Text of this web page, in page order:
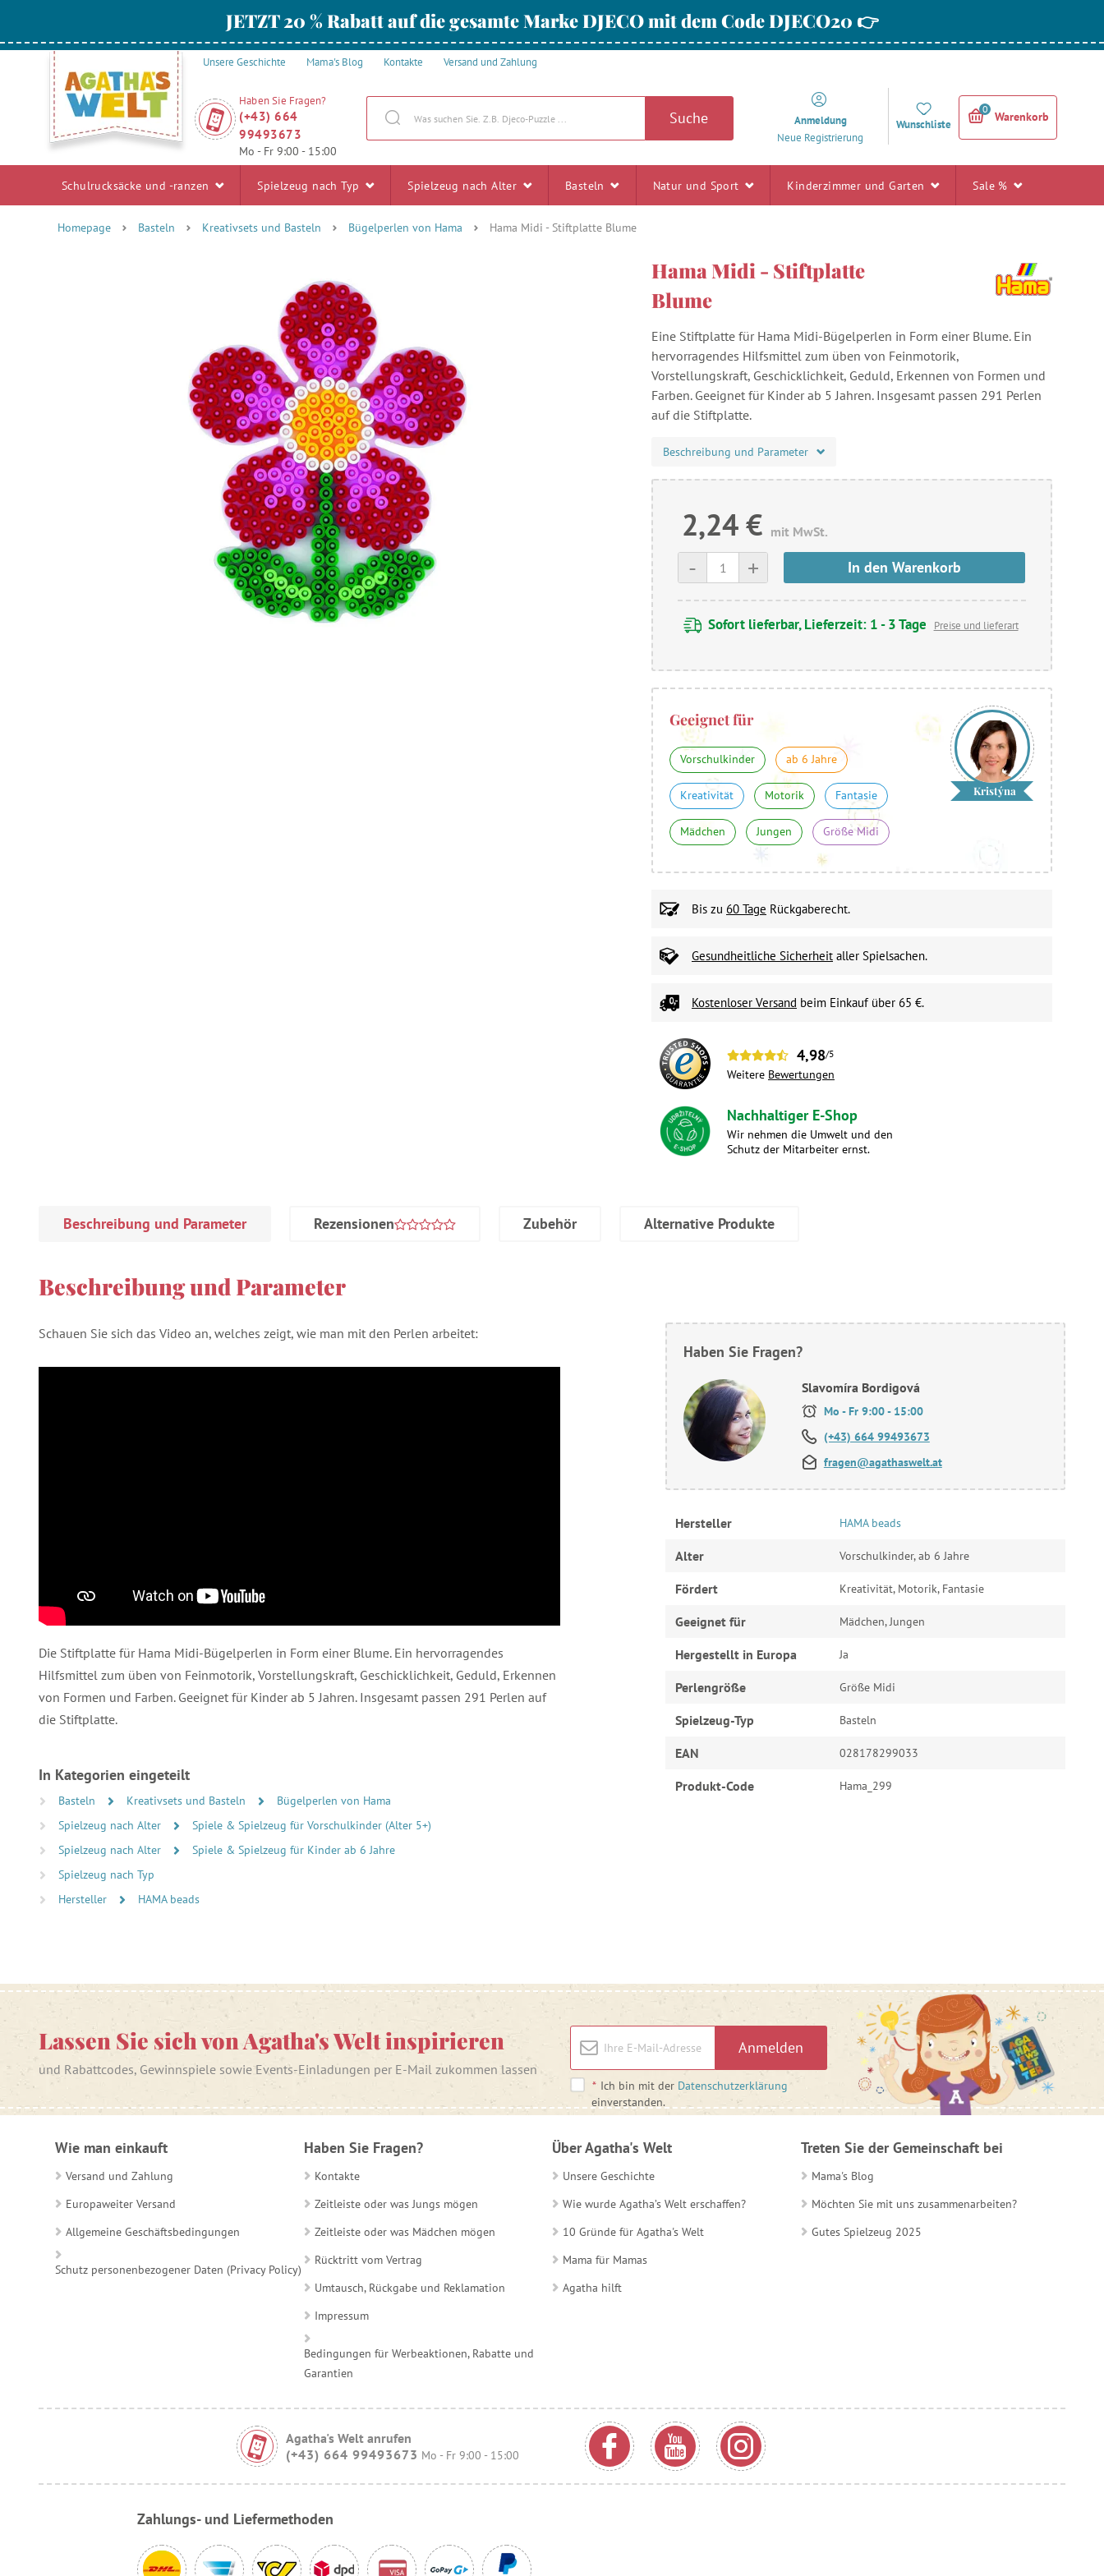
JETZT 20 % Rabatt auf die gesamte Marke DJECO mit dem Code DJECO20 👉
Unsere Geschichte Mama's Blog Kontakte Versand und Zahlung
Haben Sie Fragen?
(+43) 664
99493673
Mo - Fr 9:00 - 15:00
Suche
Anmeldung
Neue Registrierung
Wunschliste
0
Warenkorb
Schulrucksäcke und -ranzen Spielzeug nach Typ Spielzeug nach Alter Basteln Natur und Sport Kinderzimmer und Garten Sale %
Homepage Basteln Kreativsets und Basteln Bügelperlen von Hama Hama Midi - Stiftplatte Blume
Hama Midi - Stiftplatte
Blume
Eine Stiftplatte für Hama Midi-Bügelperlen in Form einer Blume. Ein
hervorragendes Hilfsmittel zum üben von Feinmotorik,
Vorstellungskraft, Geschicklichkeit, Geduld, Erkennen von Formen und
Farben. Geeignet für Kinder ab 5 Jahren. Insgesamt passen 291 Perlen
auf die Stiftplatte.
Beschreibung und Parameter
2,24 € mit MwSt.
+
- In den Warenkorb
Sofort lieferbar, Lieferzeit: 1 - 3 Tage Preise und lieferart
Geeignet für
Vorschulkinder ab 6 Jahre
Kreativität Motorik Fantasie
Mädchen Jungen Größe Midi
Kristýna
Bis zu 60 Tage Rückgaberecht.
Gesundheitliche Sicherheit aller Spielsachen.
Kostenloser Versand beim Einkauf über 65 €.
4,98/5
Weitere Bewertungen
Nachhaltiger E-Shop
Wir nehmen die Umwelt und den
Schutz der Mitarbeiter ernst.
Beschreibung und Parameter Rezensionen Zubehör Alternative Produkte
Beschreibung und Parameter
Schauen Sie sich das Video an, welches zeigt, wie man mit den Perlen arbeitet:
Die Stiftplatte für Hama Midi-Bügelperlen in Form einer Blume. Ein hervorragendes
Hilfsmittel zum üben von Feinmotorik, Vorstellungskraft, Geschicklichkeit, Geduld, Erkennen
von Formen und Farben. Geeignet für Kinder ab 5 Jahren. Insgesamt passen 291 Perlen auf
die Stiftplatte.
In Kategorien eingeteilt
Basteln Kreativsets und Basteln
Bügelperlen von Hama
Spielzeug nach Alter
Spiele & Spielzeug für Vorschulkinder (Alter 5+)
Spielzeug nach Alter
Spiele & Spielzeug für Kinder ab 6 Jahre
Spielzeug nach Typ
Hersteller
HAMA beads
Haben Sie Fragen?
Slavomíra Bordigová
Mo - Fr 9:00 - 15:00
(+43) 664 99493673
fragen@agathaswelt.at
Hersteller HAMA beads
Alter Vorschulkinder, ab 6 Jahre
Fördert Kreativität, Motorik, Fantasie
Geeignet für Mädchen, Jungen
Hergestellt in Europa Ja
Perlengröße Größe Midi
Spielzeug-Typ Basteln
EAN 028178299033
Produkt-Code Hama_299
Lassen Sie sich von Agatha's Welt inspirieren
und Rabattcodes, Gewinnspiele sowie Events-Einladungen per E-Mail zukommen lassen
Anmelden
* Ich bin mit der Datenschutzerklärung
einverstanden.
Wie man einkauft
Versand und Zahlung
Europaweiter Versand
Allgemeine Geschäftsbedingungen
Schutz personenbezogener Daten (Privacy Policy)
Haben Sie Fragen?
Kontakte
Zeitleiste oder was Jungs mögen
Zeitleiste oder was Mädchen mögen
Rücktritt vom Vertrag
Umtausch, Rückgabe und Reklamation
Impressum
Bedingungen für Werbeaktionen, Rabatte und
Garantien
Über Agatha's Welt
Unsere Geschichte
Wie wurde Agatha’s Welt erschaffen?
10 Gründe für Agatha's Welt
Mama für Mamas
Agatha hilft
Treten Sie der Gemeinschaft bei
Mama's Blog
Möchten Sie mit uns zusammenarbeiten?
Gutes Spielzeug 2025
Agatha's Welt anrufen
(+43) 664 99493673 Mo - Fr 9:00 - 15:00
Zahlungs- und Liefermethoden